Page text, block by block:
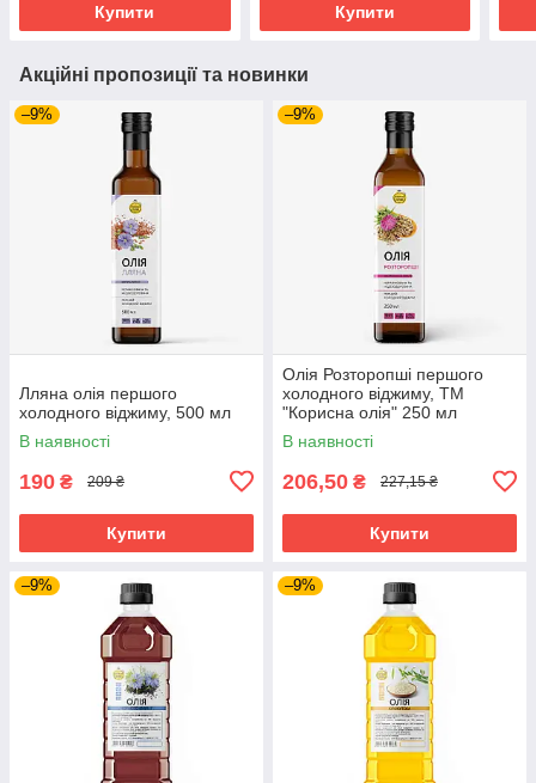
Купити Купити
Акційні пропозиції та новинки
–9%
Лляна олія першого
холодного віджиму, 500 мл
В наявності
190 ₴ 209 ₴
Купити
–9%
Олія Розторопші першого
холодного віджиму, ТМ
"Корисна олія" 250 мл
В наявності
206,50 ₴ 227,15 ₴
Купити
–9% –9%